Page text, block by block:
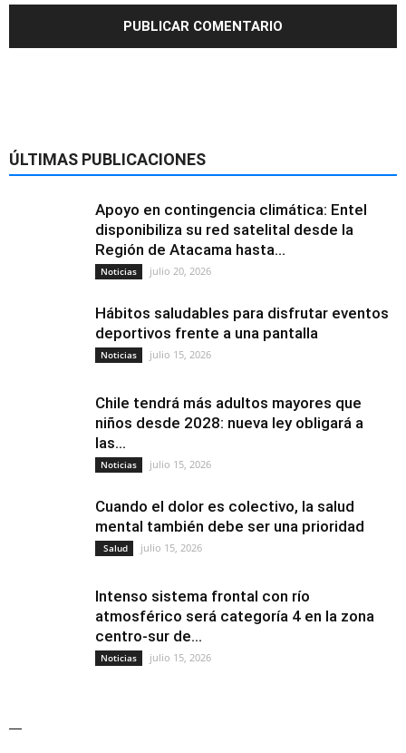
ÚLTIMAS PUBLICACIONES
Apoyo en contingencia climática: Entel
disponibiliza su red satelital desde la
Región de Atacama hasta...
Noticias julio 20, 2026
Hábitos saludables para disfrutar eventos
deportivos frente a una pantalla
Noticias julio 15, 2026
Chile tendrá más adultos mayores que
niños desde 2028: nueva ley obligará a
las...
Noticias julio 15, 2026
Cuando el dolor es colectivo, la salud
mental también debe ser una prioridad
Salud julio 15, 2026
Intenso sistema frontal con río
atmosférico será categoría 4 en la zona
centro-sur de...
Noticias julio 15, 2026
—